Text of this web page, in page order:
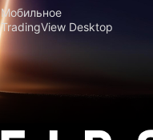
Мобильное
TradingView Desktop